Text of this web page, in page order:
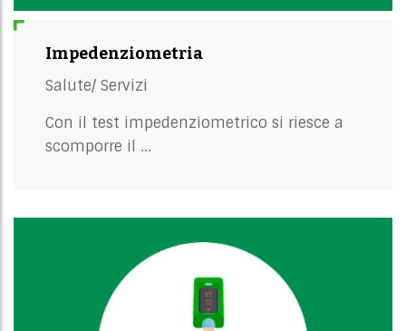
Impedenziometria
Salute/ Servizi
Con il test impedenziometrico si riesce a
scomporre il ...